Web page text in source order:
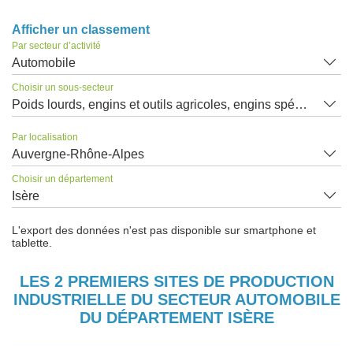
Afficher un classement
Par secteur d’activité
Automobile
Choisir un sous-secteur
Poids lourds, engins et outils agricoles, engins spéciaux
Par localisation
Auvergne-Rhône-Alpes
Choisir un département
Isère
L'export des données n'est pas disponible sur smartphone et
tablette.
LES 2 PREMIERS SITES DE PRODUCTION
INDUSTRIELLE DU SECTEUR AUTOMOBILE
DU DÉPARTEMENT ISÈRE